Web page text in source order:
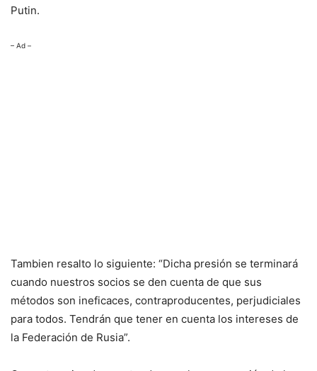
Putin.
– Ad –
Tambien resalto lo siguiente: “Dicha presión se terminará
cuando nuestros socios se den cuenta de que sus
métodos son ineficaces, contraproducentes, perjudiciales
para todos. Tendrán que tener en cuenta los intereses de
la Federación de Rusia”.